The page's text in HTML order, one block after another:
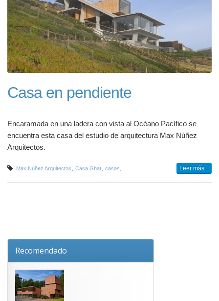
Casa en pendiente
Encaramada en una ladera con vista al Océano Pacífico se
encuentra esta casa del estudio de arquitectura Max Núñez
Arquitectos.
Max Núñez Arquitectos, Casa Ghat, casas, Leer más...
Recomendado